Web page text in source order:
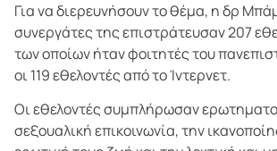
Για να διερευνήσουν το θέμα, η δρ
συνεργάτες της επιστράτευσαν 207
των οποίων ήταν φοιτητές του
οι 119 εθελοντές από το Ίντερνετ.
Οι εθελοντές συμπλήρωσαν
σεξουαλική επικοινωνία, την